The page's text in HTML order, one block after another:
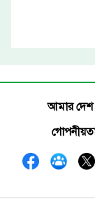
আমার দেশ